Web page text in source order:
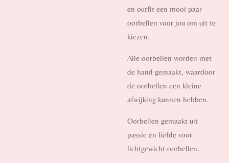
en outfit een mooi paar
oorbellen voor jou om uit te
kiezen.
Alle oorbellen worden met
de hand gemaakt, waardoor
de oorbellen een kleine
afwijking kunnen hebben.
Oorbellen gemaakt uit
passie en liefde voor
lichtgewicht oorbellen.